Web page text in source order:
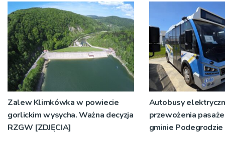
Zalew Klimkówka w powiecie
gorlickim wysycha. Ważna decyzja
RZGW [ZDJĘCIA]
Autobusy
przewożenia
gminie Podegrodzie